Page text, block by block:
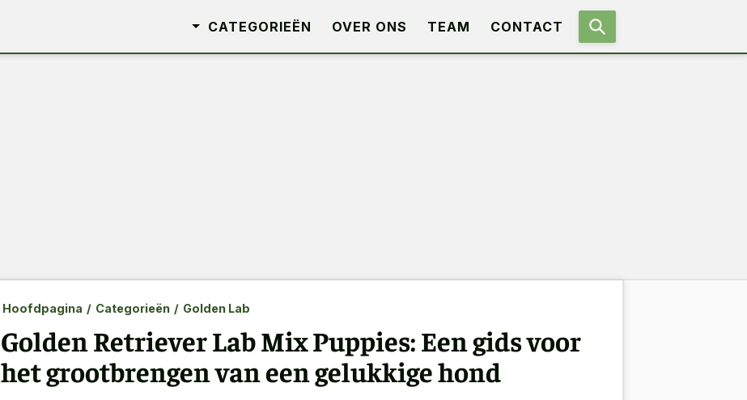
CATEGORIEËN OVER ONS TEAM CONTACT
Hoofdpagina / Categorieën / Golden Lab
Golden Retriever Lab Mix Puppies: Een gids voor
het grootbrengen van een gelukkige hond